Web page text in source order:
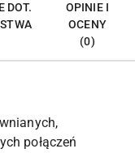
DOT.
OPINIE I
OCENY
(0)
połączeń